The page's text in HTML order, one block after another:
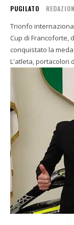
PUGILATO
Trionfo
Cup di Francoforte,
conquistato la
L'atleta, portacolori